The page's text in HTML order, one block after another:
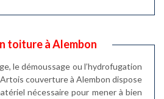
toiture à Alembon
le démoussage ou l’hydrofugation
couverture à Alembon dispose
nécessaire pour mener à bien